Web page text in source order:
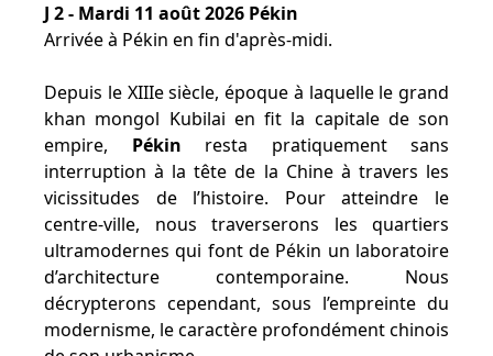
J 2 - Mardi 11 août 2026 Pékin
Arrivée à Pékin en fin d'après-midi.
Depuis le XIIIe siècle, époque à laquelle le grand
khan mongol Kubilai en fit la capitale de son
empire, Pékin resta pratiquement sans
interruption à la tête de la Chine à travers les
vicissitudes de l’histoire. Pour atteindre le
centre-ville, nous traverserons les quartiers
ultramodernes qui font de Pékin un laboratoire
d’architecture contemporaine. Nous
décrypterons cependant, sous l’empreinte du
modernisme, le caractère profondément chinois